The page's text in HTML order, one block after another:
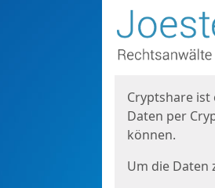
Start
Cryptshare
Daten per
können.
Um die Daten